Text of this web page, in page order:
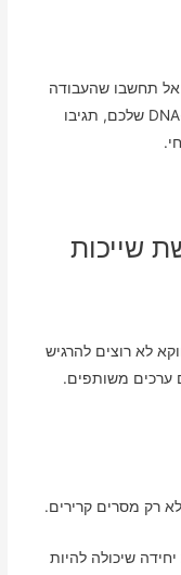
אל תחשבו שהעבודה
נגמרה אחרי ההשקה. הלקוחות הם ה-DNA שלכם, תגיבו
שייכות
לא רוצים להרגיש
משותפים.
רק מסרים קרירים.
שיכולה להיות